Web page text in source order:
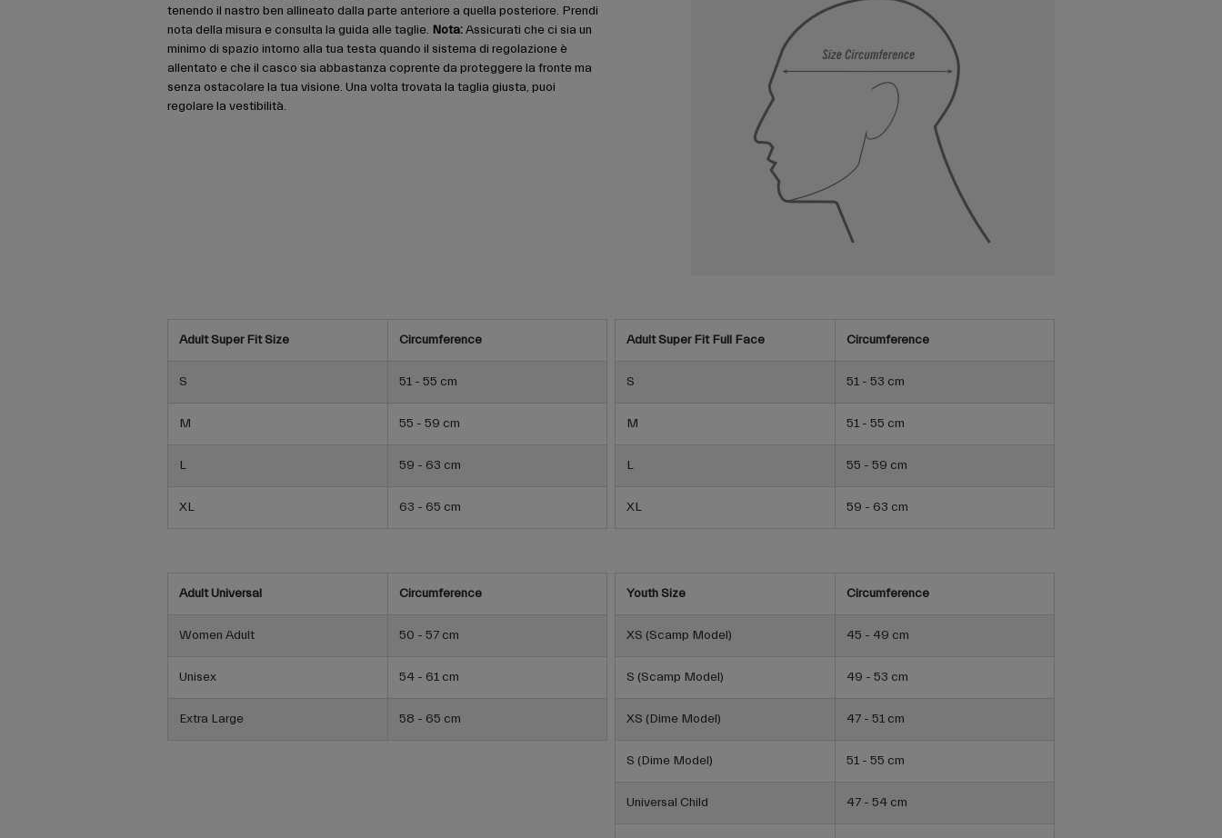
tenendo il nastro ben allineato dalla parte anteriore a quella posteriore. Prendi
nota della misura e consulta la guida alle taglie. Nota:Assicurati che ci sia un
minimo di spazio intorno alla tua testa quando il sistema di regolazione è
allentato e che il casco sia abbastanza coprente da proteggere la fronte ma
senza ostacolare la tua visione. Una volta trovata la taglia giusta, puoi
regolare la vestibilità.
Adult Super Fit Size Circumference
S 51 - 55 cm
M 55 - 59 cm
L 59 - 63 cm
XL 63 - 65 cm
Adult Super Fit Full Face Circumference
S 51 - 53 cm
M 51 - 55 cm
L 55 - 59 cm
XL 59 - 63 cm
Adult Universal Circumference
Women Adult 50 - 57 cm
Unisex 54 - 61 cm
Extra Large 58 - 65 cm
Youth Size Circumference
XS (Scamp Model) 45 - 49 cm
S (Scamp Model) 49 - 53 cm
XS (Dime Model) 47 - 51 cm
S (Dime Model) 51 - 55 cm
Universal Child 47 - 54 cm